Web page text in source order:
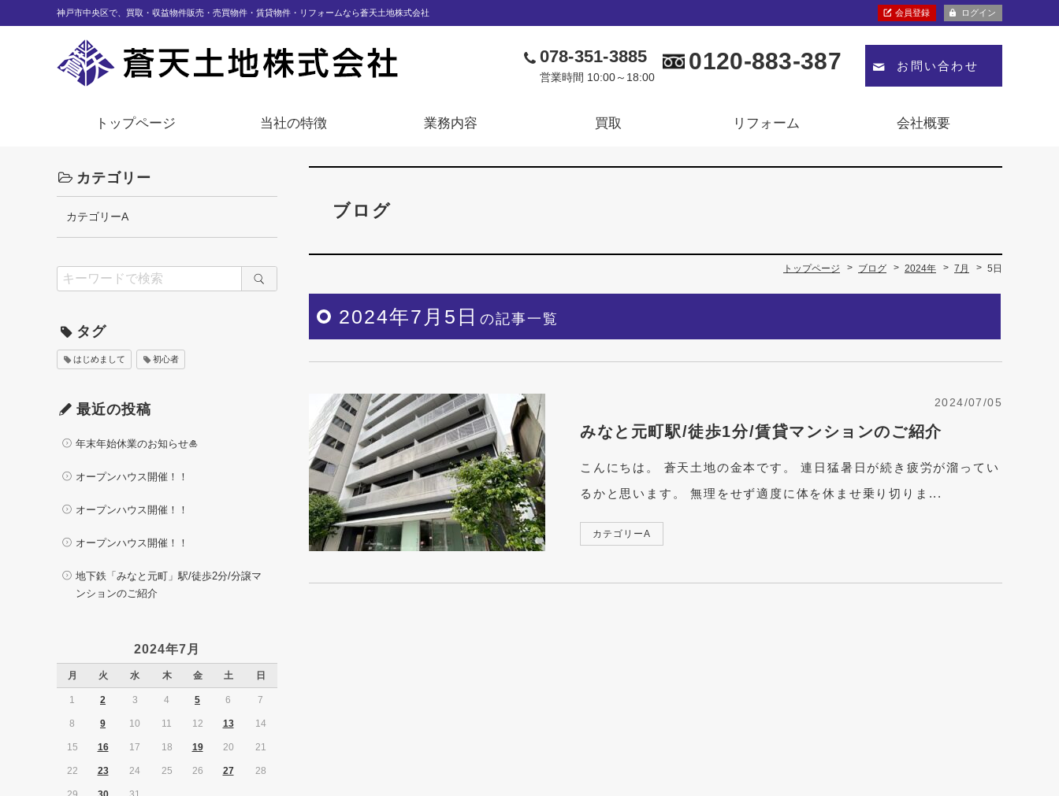
神戸市中央区で、買取・収益物件販売・売買物件・賃貸物件・リフォームなら蒼天土地株式会社 会員登録 ログイン
078-351-3885
営業時間 10:00～18:00
0120-883-387 お問い合わせ
トップページ 当社の特徴 業務内容 買取 リフォーム 会社概要
ブログ
トップページ ブログ 2024年 7月 5日
2024年7月5日 の記事一覧
2024/07/05
みなと元町駅/徒歩1分/賃貸マンションのご紹介
こんにちは。 蒼天土地の金本です。 連日猛暑日が続き疲労が溜ってい
るかと思います。 無理をせず適度に体を休ませ乗り切りま...
カテゴリーA
カテゴリー
カテゴリーA
タグ
はじめまして 初心者
最近の投稿
年末年始休業のお知らせ🎍
オープンハウス開催！！
オープンハウス開催！！
オープンハウス開催！！
地下鉄「みなと元町」駅/徒歩2分/分譲マ
ンションのご紹介
2024年7月
月 火 水 木 金 土 日
1 2 3 4 5 6 7
8 9 10 11 12 13 14
15 16 17 18 19 20 21
22 23 24 25 26 27 28